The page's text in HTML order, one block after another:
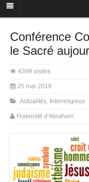
Conférence
le Sacré
4399 visites
25 mai 2019
Actualités, Interreligieux
Fraternité d'Abraham